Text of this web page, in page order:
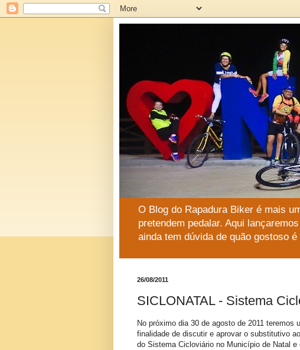
O Blog do Rapadura Biker é mais
pretendem pedalar. Aqui
ainda tem dúvida de quão gostoso
26/08/2011
SICLONATAL - Sistema
No próximo dia 30 de agosto de 2011
finalidade de discutir e aprovar o substitutivo
do Sistema Cicloviário no Município de Natal e